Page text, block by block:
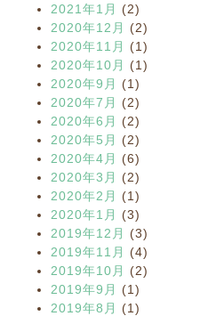
2021年1月
(2)
2020年12月
(2)
2020年11月
(1)
2020年10月
(1)
2020年9月
(1)
2020年7月
(2)
2020年6月
(2)
2020年5月
(2)
2020年4月
(6)
2020年3月
(2)
2020年2月
(1)
2020年1月
(3)
2019年12月
(3)
2019年11月
(4)
2019年10月
(2)
2019年9月
(1)
2019年8月
(1)